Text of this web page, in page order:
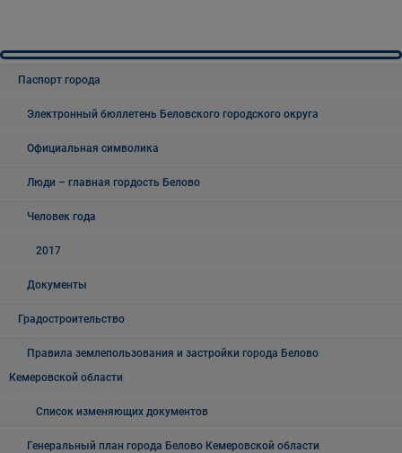
Паспорт города
Электронный бюллетень Беловского городского округа
Официальная символика
Люди – главная гордость Белово
Человек года
2017
Документы
Градостроительство
Правила землепользования и застройки города Белово
Кемеровской области
Список изменяющих документов
Генеральный план города Белово Кемеровской области